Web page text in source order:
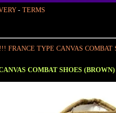
- TERMS
FRANCE TYPE CANVAS COMBAT
COMBAT SHOES (BROWN)